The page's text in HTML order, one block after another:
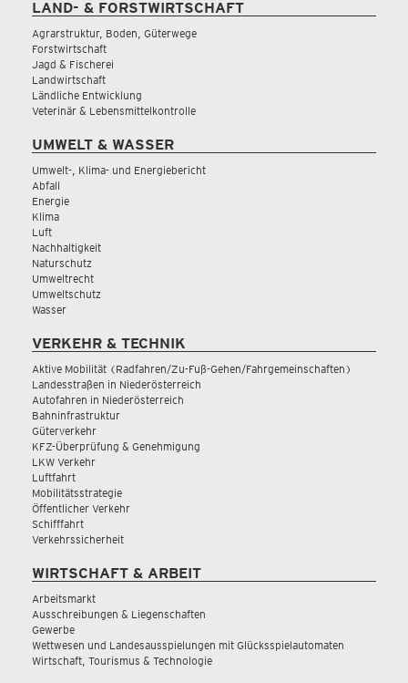
LAND- & FORSTWIRTSCHAFT
Agrarstruktur, Boden, Güterwege
Forstwirtschaft
Jagd & Fischerei
Landwirtschaft
Ländliche Entwicklung
Veterinär & Lebensmittelkontrolle
UMWELT & WASSER
Umwelt-, Klima- und Energiebericht
Abfall
Energie
Klima
Luft
Nachhaltigkeit
Naturschutz
Umweltrecht
Umweltschutz
Wasser
VERKEHR & TECHNIK
Aktive Mobilität (Radfahren/Zu-Fuß-Gehen/Fahrgemeinschaften)
Landesstraßen in Niederösterreich
Autofahren in Niederösterreich
Bahninfrastruktur
Güterverkehr
KFZ-Überprüfung & Genehmigung
LKW Verkehr
Luftfahrt
Mobilitätsstrategie
Öffentlicher Verkehr
Schifffahrt
Verkehrssicherheit
WIRTSCHAFT & ARBEIT
Arbeitsmarkt
Ausschreibungen & Liegenschaften
Gewerbe
Wettwesen und Landesausspielungen mit Glücksspielautomaten
Wirtschaft, Tourismus & Technologie